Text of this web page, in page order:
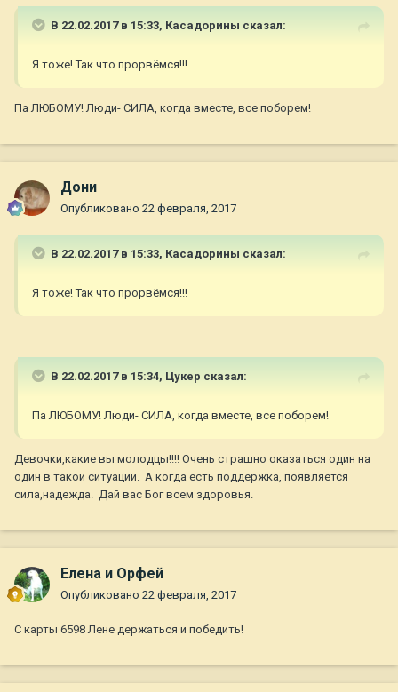
В 22.02.2017 в 15:33, Касадорины сказал:
Я тоже! Так что прорвёмся!!!
Па ЛЮБОМУ! Люди- СИЛА, когда вместе, все поборем!
Дони
Опубликовано 22 февраля, 2017
В 22.02.2017 в 15:33, Касадорины сказал:
Я тоже! Так что прорвёмся!!!
В 22.02.2017 в 15:34, Цукер сказал:
Па ЛЮБОМУ! Люди- СИЛА, когда вместе, все поборем!
Девочки,какие вы молодцы!!!! Очень страшно оказаться один на
один в такой ситуации. А когда есть поддержка, появляется
сила,надежда. Дай вас Бог всем здоровья.
Елена и Орфей
Опубликовано 22 февраля, 2017
С карты 6598 Лене держаться и победить!